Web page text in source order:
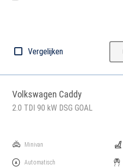
Vergelijken
Volkswagen Caddy
2.0 TDI 90 kW DSG GOAL
Minivan
Automatisch